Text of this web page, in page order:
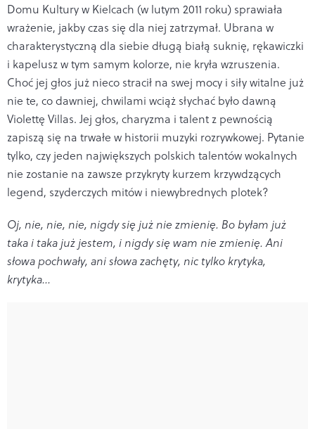
Domu Kultury w Kielcach (w lutym 2011 roku) sprawiała
wrażenie, jakby czas się dla niej zatrzymał. Ubrana w
charakterystyczną dla siebie długą białą suknię, rękawiczki
i kapelusz w tym samym kolorze, nie kryła wzruszenia.
Choć jej głos już nieco stracił na swej mocy i siły witalne już
nie te, co dawniej, chwilami wciąż słychać było dawną
Violettę Villas. Jej głos, charyzma i talent z pewnością
zapiszą się na trwałe w historii muzyki rozrywkowej. Pytanie
tylko, czy jeden największych polskich talentów wokalnych
nie zostanie na zawsze przykryty kurzem krzywdzących
legend, szyderczych mitów i niewybrednych plotek?
Oj, nie, nie, nie, nigdy się już nie zmienię. Bo byłam już
taka i taka już jestem, i nigdy się wam nie zmienię. Ani
słowa pochwały, ani słowa zachęty, nic tylko krytyka,
krytyka...